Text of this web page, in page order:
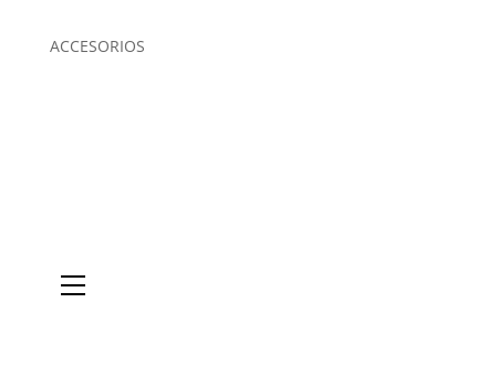
ACCESORIOS